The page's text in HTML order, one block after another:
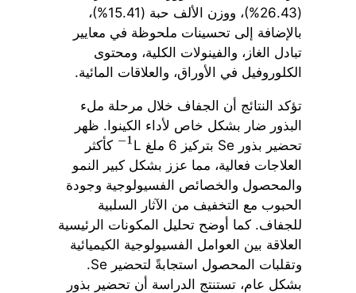
(26.43%)، ووزن الألف حبة (15.41%)،
بالإضافة إلى تحسينات ملحوظة في معايير
تبادل الغاز، والفينولات الكلية، ومحتوى
الكلوروفيل في الأوراق، والعلاقات المائية.
تؤكد النتائج أن الجفاف خلال مرحلة ملء
البذور ضار بشكل خاص لأداء الكينوا. ظهر
تحضير بذور Se بتركيز 6 ملغ L
−1
كأكثر
العلاجات فعالية، مما عزز بشكل كبير النمو
والمحصول والخصائص الفسيولوجية وجودة
الحبوب مع التخفيف من الآثار السلبية
للجفاف. كما أوضح تحليل المكونات الرئيسية
العلاقة بين العوامل الفسيولوجية الكيميائية
وتقلبات المحصول استجابةً لتحضير Se.
بشكل عام، تستنتج الدراسة أن تحضير بذور